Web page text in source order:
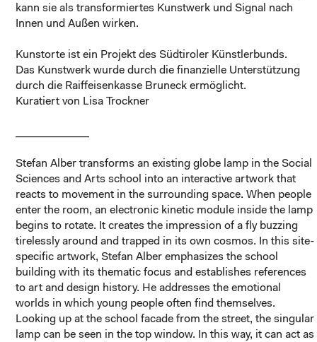
kann sie als transformiertes Kunstwerk und Signal nach
Innen und Außen wirken.
Kunstorte ist ein Projekt des Südtiroler Künstlerbunds.
Das Kunstwerk wurde durch die finanzielle Unterstützung
durch die Raiffeisenkasse Bruneck ermöglicht.
Kuratiert von Lisa Trockner
Stefan Alber transforms an existing globe lamp in the Social
Sciences and Arts school into an interactive artwork that
reacts to movement in the surrounding space. When people
enter the room, an electronic kinetic module inside the lamp
begins to rotate. It creates the impression of a fly buzzing
tirelessly around and trapped in its own cosmos. In this site-
specific artwork, Stefan Alber emphasizes the school
building with its thematic focus and establishes references
to art and design history. He addresses the emotional
worlds in which young people often find themselves.
Looking up at the school facade from the street, the singular
lamp can be seen in the top window. In this way, it can act as